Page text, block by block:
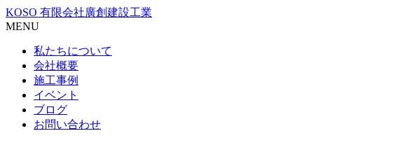
KOSO 有限会社廣創建設工業
MENU
私たちについて
会社概要
施工事例
イベント
ブログ
お問い合わせ